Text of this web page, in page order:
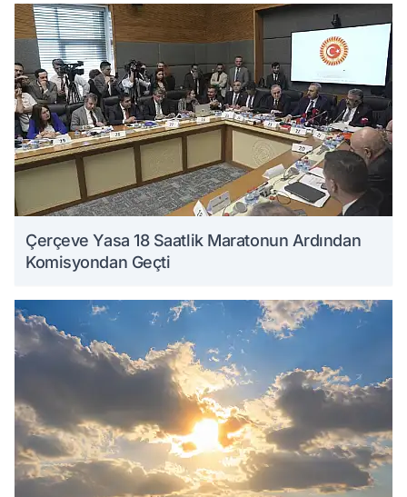
Çerçeve Yasa 18 Saatlik Maratonun Ardından
Komisyondan Geçti